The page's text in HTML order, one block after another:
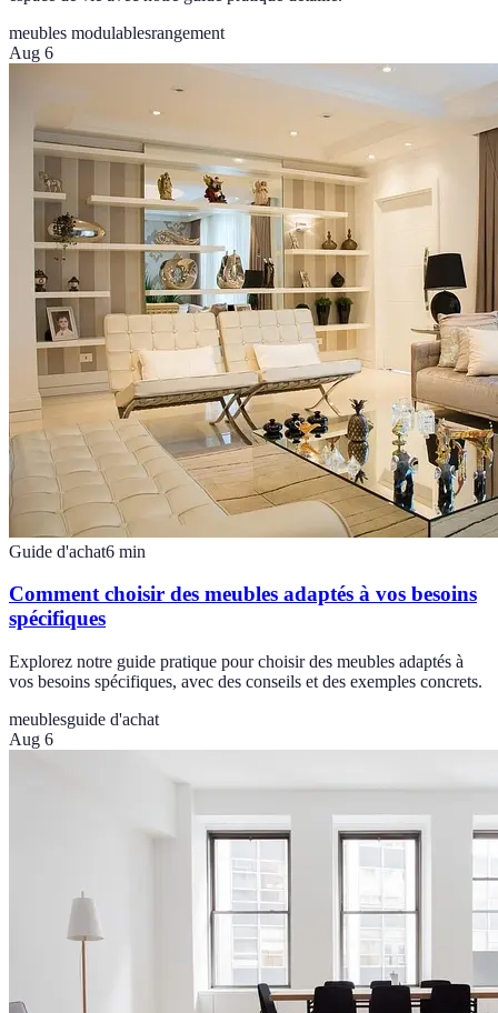
meubles modulablesrangement
Aug 6
Guide d'achat6 min
Comment choisir des meubles adaptés à vos besoins
spécifiques
Explorez notre guide pratique pour choisir des meubles adaptés à
vos besoins spécifiques, avec des conseils et des exemples concrets.
meublesguide d'achat
Aug 6